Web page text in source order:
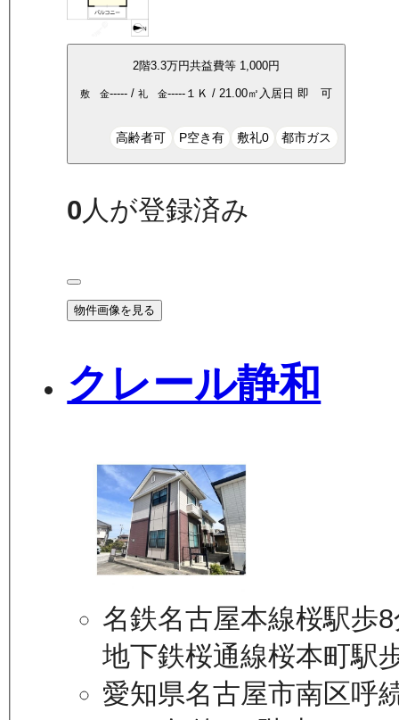
2階3.3万円共益費等 1,000円
敷 金-----/ 礼 金-----１Ｋ / 21.00㎡ 入居日 即 可
高齢者可 P空き有 敷礼0 都市ガス
0 人が登録済み
物件画像を見る
クレール静和
名鉄名古屋本線桜駅歩
地下鉄桜通線桜本町駅
愛知県名古屋市南区呼